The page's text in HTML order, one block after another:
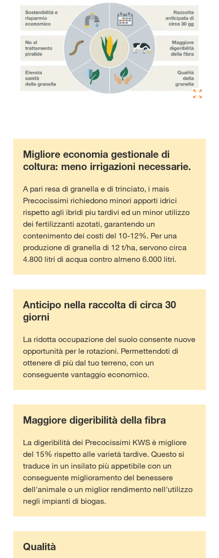
Migliore economia gestionale di
coltura: meno irrigazioni necessarie.
A pari resa di granella e di trinciato, i mais
Precocissimi richiedono minori apporti idrici
rispetto agli ibridi piu tardivi ed un minor utilizzo
dei fertilizzanti azotati, garantendo un
contenimento dei costi del 10-12%. Per una
produzione di granella di 12 t/ha, servono circa
4.800 litri di acqua contro almeno 6.000 litri.
Anticipo nella raccolta di circa 30
giorni
La ridotta occupazione del suolo consente nuove
opportunità per le rotazioni. Permettendoti di
ottenere di più dal tuo terreno, con un
conseguente vantaggio economico.
Maggiore digeribilità della fibra
La digeribilità dei Precocissimi KWS è migliore
del 15% rispetto alle varietà tardive. Questo si
traduce in un insilato più appetibile con un
conseguente miglioramento del benessere
dell'animale o un miglior rendimento nell'utilizzo
negli impianti di biogas.
Qualità